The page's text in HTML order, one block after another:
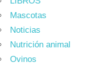
Mascotas
Noticias
Nutrición animal
Ovinos